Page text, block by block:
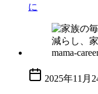
に
2025年11月